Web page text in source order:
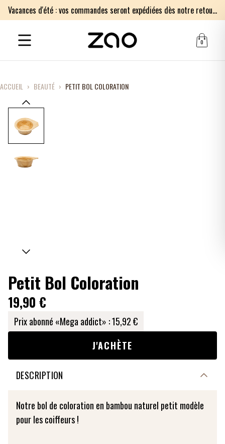
Vacances d'été : vos commandes seront expédiées dès notre retour le lundi 17 août. Merci pour votre patience.
0
ACCUEIL › BEAUTÉ › PETIT BOL COLORATION
Petit Bol Coloration
19,90 €
Prix abonné «Mega addict» :15,92 €
J'ACHÈTE
DESCRIPTION
Notre bol de coloration en bambou naturel petit modèle
pour les coiffeurs !